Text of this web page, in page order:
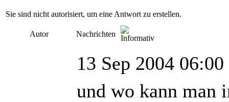
Sie sind nicht autorisiert, um eine Antwort zu erstellen.
Autor Nachrichten
13 Sep 2004 06:00
und wo kann man